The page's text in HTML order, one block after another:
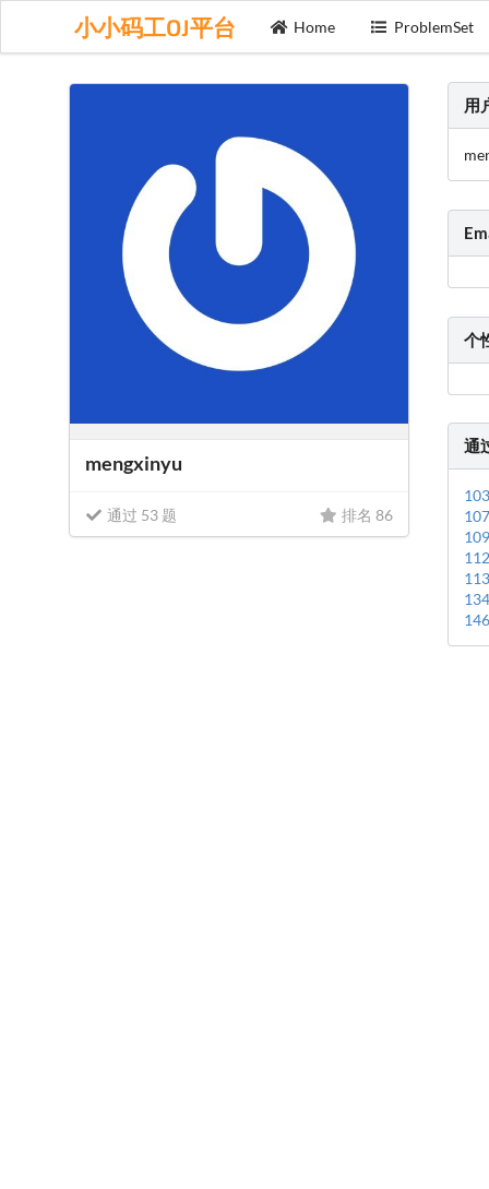
小小码工OJ平台 Home ProblemSet
mengxinyu
通过 53 题 排名 86
用
个
通